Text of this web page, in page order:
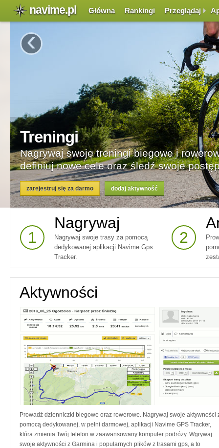
navime.pl Główna Rankingi Przeglądaj
‹
1
Nagrywaj
Nagrywaj swoje trasy za pomocą
dedykowanej aplikacji Navime Gps
Tracker.
2
Aktywności
Prowadź dzienniczki biegowe oraz rowerowe. Nagrywaj swoje aktywności
pomocą dedykowanej, w pełni darmowej, aplikacji Navime GPS Tracker,
która zmienia Twój telefon w zaawansowany komputer podróży. Wgrywaj
swoje aktywności z Garmina i popularnych plików z trasami gps, a to